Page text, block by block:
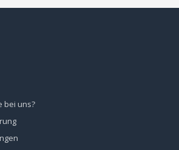
bei uns?